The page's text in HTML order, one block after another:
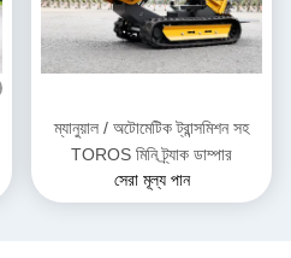
ম্যানুয়াল / অটোমেটিক ট্রান্সমিশন সহ
TOROS মিনি ট্র্যাক ডাম্পার
সেরা মূল্য পান